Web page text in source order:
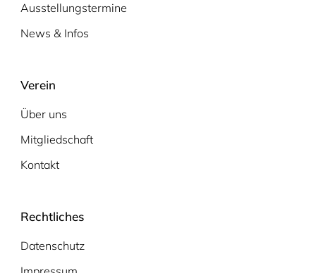
Ausstellungstermine
News & Infos
Verein
Über uns
Mitgliedschaft
Kontakt
Rechtliches
Datenschutz